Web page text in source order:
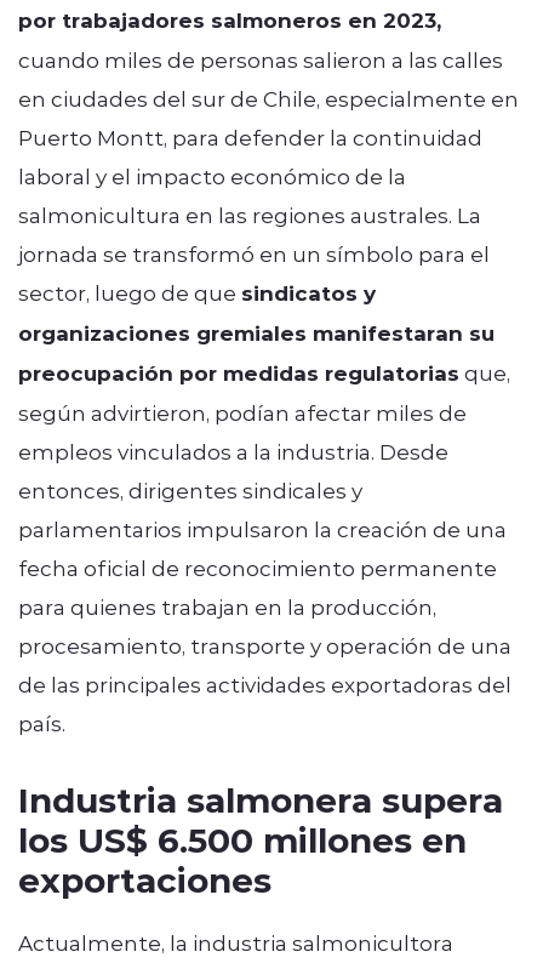
por trabajadores salmoneros en 2023,
cuando miles de personas salieron a las calles
en ciudades del sur de Chile, especialmente en
Puerto Montt, para defender la continuidad
laboral y el impacto económico de la
salmonicultura en las regiones australes. La
jornada se transformó en un símbolo para el
sector, luego de que sindicatos y
organizaciones gremiales manifestaran su
preocupación por medidas regulatorias que,
según advirtieron, podían afectar miles de
empleos vinculados a la industria. Desde
entonces, dirigentes sindicales y
parlamentarios impulsaron la creación de una
fecha oficial de reconocimiento permanente
para quienes trabajan en la producción,
procesamiento, transporte y operación de una
de las principales actividades exportadoras del
país.
Industria salmonera supera
los US$ 6.500 millones en
exportaciones
Actualmente, la industria salmonicultora